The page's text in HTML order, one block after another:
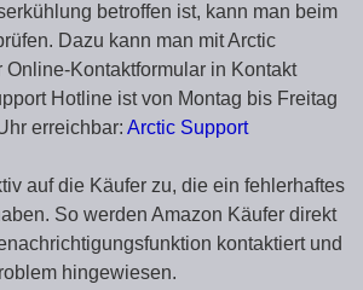
betroffen ist, kann man beim
Dazu kann man mit Arctic
Online-Kontaktformular in Kontakt
Hotline ist von Montag bis Freitag
erreichbar: Arctic Support
auf die Käufer zu, die ein fehlerhaftes
So werden Amazon Käufer direkt
kontaktiert und
hingewiesen.